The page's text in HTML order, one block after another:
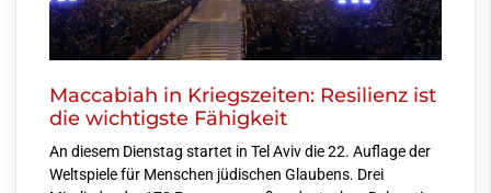
Maccabiah in Kriegszeiten: Resilienz ist
die wichtigste Fähigkeit
An diesem Dienstag startet in Tel Aviv die 22. Auflage der
Weltspiele für Menschen jüdischen Glaubens. Drei